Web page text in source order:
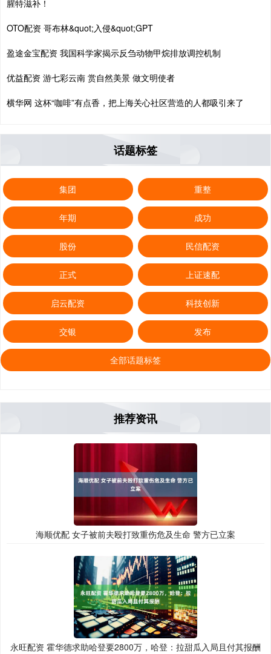
腥特滋补！
OTO配资 哥布林&quot;入侵&quot;GPT
盈途金宝配资 我国科学家揭示反刍动物甲烷排放调控机制
优益配资 游七彩云南 赏自然美景 做文明使者
横华网 这杯“咖啡”有点香，把上海关心社区营造的人都吸引来了
话题标签
集团 重整
年期 成功
股份 民信配资
正式 上证速配
启云配资 科技创新
交银 发布
全部话题标签
推荐资讯
海顺优配 女子被前夫殴打致重伤危及生命 警方已立案
永旺配资 霍华德求助哈登要2800万，哈登：拉甜瓜入局且付其报酬